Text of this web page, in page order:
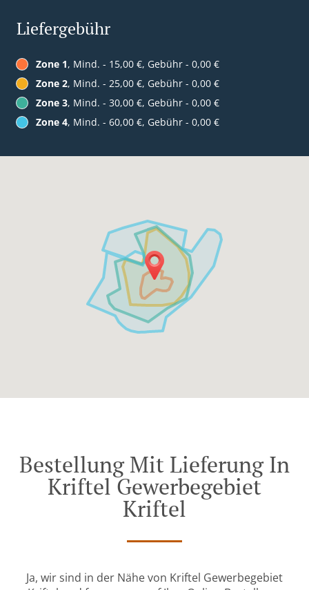
Liefergebühr
Zone 1, Mind. - 15,00 €, Gebühr - 0,00 €
Zone 2, Mind. - 25,00 €, Gebühr - 0,00 €
Zone 3, Mind. - 30,00 €, Gebühr - 0,00 €
Zone 4, Mind. - 60,00 €, Gebühr - 0,00 €
Bestellung Mit Lieferung In
Kriftel Gewerbegebiet
Kriftel
Ja, wir sind in der Nähe von Kriftel Gewerbegebiet